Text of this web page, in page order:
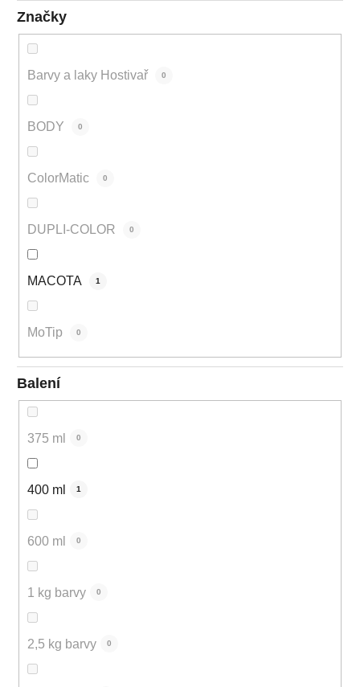
Značky
Barvy a laky Hostivař 0
BODY 0
ColorMatic 0
DUPLI-COLOR 0
MACOTA 1
MoTip 0
Balení
375 ml 0
400 ml 1
600 ml 0
1 kg barvy 0
2,5 kg barvy 0